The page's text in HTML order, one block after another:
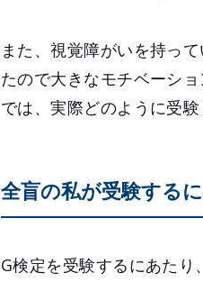
また、視覚障がいを持っ
たので大きなモチベーシ
では、実際どのように受
全盲の私が受験する
G検定を受験するにあた